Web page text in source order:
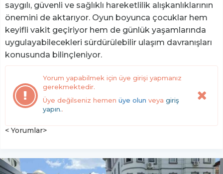
saygılı, güvenli ve sağlıklı hareketlilik alışkanlıklarının
önemini de aktarıyor. Oyun boyunca çocuklar hem
keyifli vakit geçiriyor hem de günlük yaşamlarında
uygulayabilecekleri sürdürülebilir ulaşım davranışları
konusunda bilinçleniyor.
Yorum yapabilmek için üye girişi yapmanız
gerekmektedir.
Üye değilseniz hemen üye olun veya giriş
yapın..
< Yorumlar>